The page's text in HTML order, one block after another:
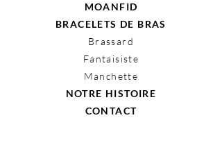
MOANFID
BRACELETS DE BRAS
Brassard
Fantaisiste
Manchette
NOTRE HISTOIRE
CONTACT